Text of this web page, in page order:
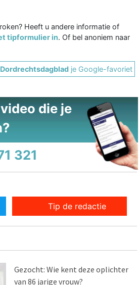
Heeft u andere informatie of
tipformulier in. Of bel anoniem naar
Dordrechtsdagblad je Google-favoriet
die je
321
Tip de redactie
Gezocht: Wie kent deze oplichter
van 86 jarige vrouw?